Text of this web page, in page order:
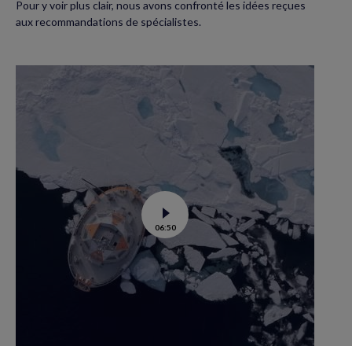
Pour y voir plus clair, nous avons confronté les idées reçues
aux recommandations de spécialistes.
Voir
la
vidéo
de
Tara
Polar
station
:
06:50